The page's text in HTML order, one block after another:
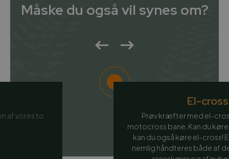
Måske du også vil synes om?
El-cross
Prøv kræfter med el-cross på en rigtig
motocross bane. Kan du køre mountainbike, så
kan du også køre el-cross! El-crosseren kan
nemlig håndteres både af den rutinerede el-